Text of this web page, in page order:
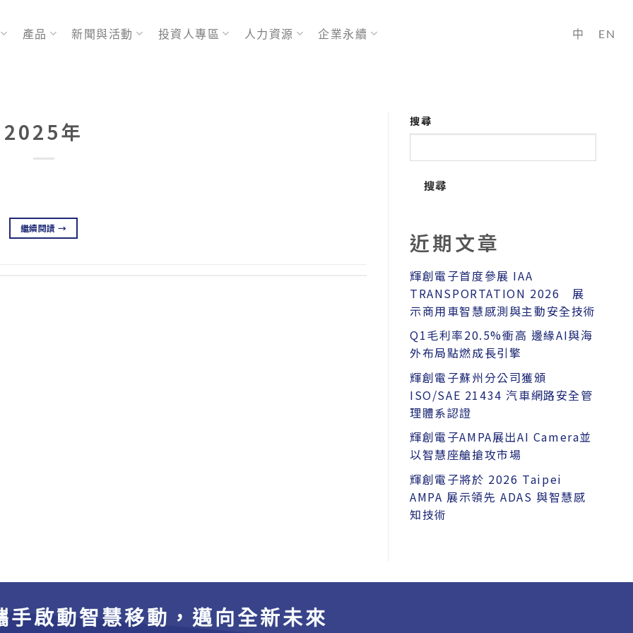
產品 新聞與活動 投資人專區 人力資源 企業永續 中 EN
2025年
繼續閱讀 →
搜尋
搜尋
近期文章
輝創電子首度參展 IAA
TRANSPORTATION 2026 展
示商用車智慧感測與主動安全技術
Q1毛利率20.5%衝高 邊緣AI與海
外布局點燃成長引擎
輝創電子蘇州分公司獲頒
ISO/SAE 21434 汽車網路安全管
理體系認證
輝創電子AMPA展出AI Camera並
以智慧座艙搶攻市場
輝創電子將於 2026 Taipei
AMPA 展示領先 ADAS 與智慧感
知技術
手啟動智慧移動，邁向全新未來